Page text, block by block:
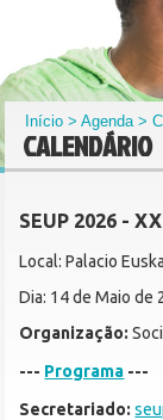
Início >Agenda>
CALENDÁRIO
SEUP 2026 -
Local: Palacio
Dia: 14 de Maio de
Organização:
--- Programa ---
Secretariado: